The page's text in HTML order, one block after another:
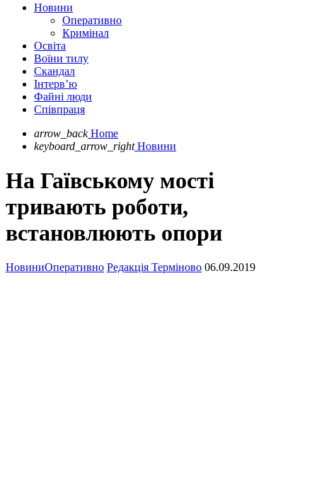
Новини
Оперативно
Кримінал
Освіта
Воїни тилу
Скандал
Інтерв’ю
Файні люди
Співпраця
arrow_back Home
keyboard_arrow_right Новини
На Гаївському мості
тривають роботи,
встановлюють опори
НовиниОперативно Редакція Терміново 06.09.2019